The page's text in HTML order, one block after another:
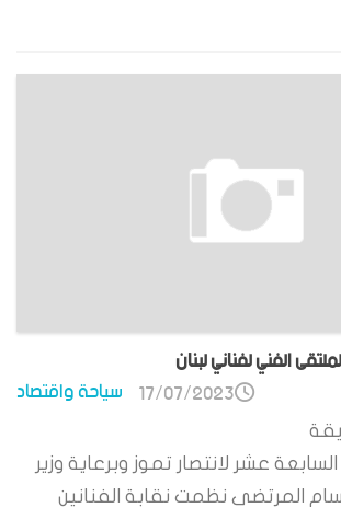
الفني لفناني لبنان
سياحة واقتصاد 17/07/2023
عشر لانتصار تموز وبرعاية وزير
المرتضى نظمت نقابة الفنانين